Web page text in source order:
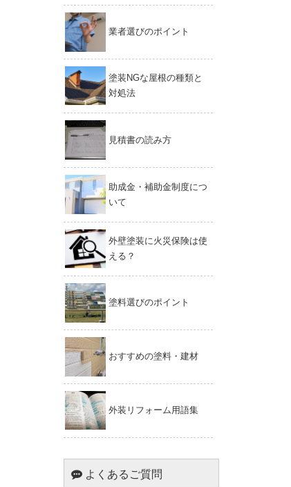
業者選びのポイント
塗装NGな屋根の種類と
対処法
見積書の読み方
助成金・補助金制度につ
いて
外壁塗装に火災保険は使
える？
塗料選びのポイント
おすすめの塗料・建材
外装リフォーム用語集
よくあるご質問